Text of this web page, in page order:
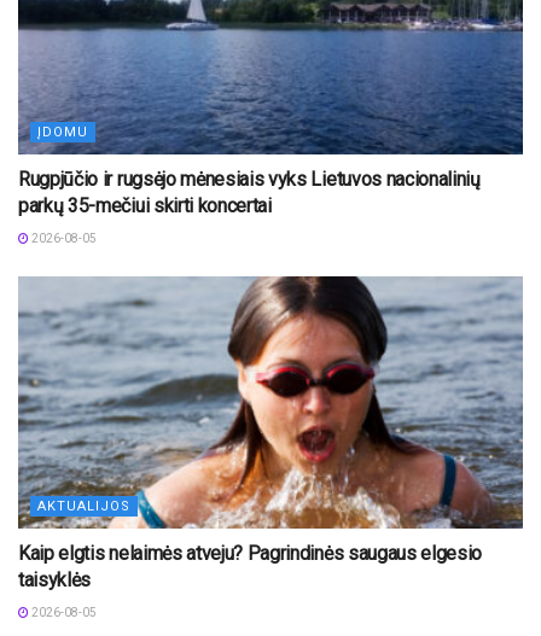
ĮDOMU
Rugpjūčio ir rugsėjo mėnesiais vyks Lietuvos nacionalinių
parkų 35-mečiui skirti koncertai
2026-08-05
AKTUALIJOS
Kaip elgtis nelaimės atveju? Pagrindinės saugaus elgesio
taisyklės
2026-08-05